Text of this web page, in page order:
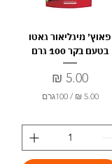
פאוץ׳ מיגליאור גאטו
בטעם בקר 100 גרם
מחיר
‏5.00 ‏₪
/100גרם
0